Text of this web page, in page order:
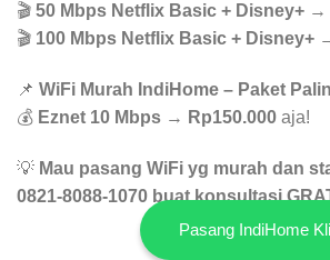
🎬 50 Mbps Netflix Basic + Disney+ →
🎬 100 Mbps Netflix Basic + Disney+
📌 WiFi Murah IndiHome – Paket
💰 Eznet 10 Mbps → Rp150.000 aja!
💡 Mau pasang WiFi yg murah dan
0821-8088-1070 buat konsultasi
Pasang IndiHome